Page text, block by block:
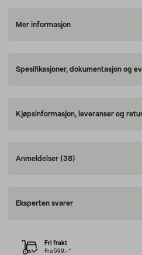
Mer informasjon
Spesifikasjoner, dokumentasjon og
Kjøpsinformasjon, leveranser og
Anmeldelser (38)
Eksperten svarer
Fri frakt
Fra 599,–*